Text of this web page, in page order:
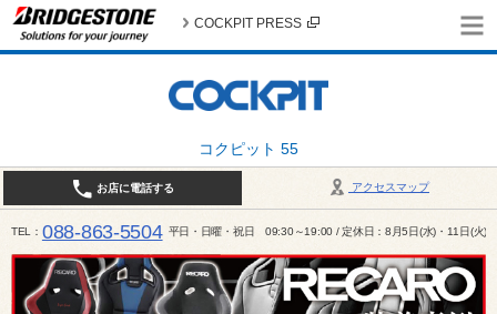
コクピット 55
COCKPIT PRESS
アクセスマップ
お店に電話する
TEL 088-863-5504 平日・日曜・祝日 09:30～19:00 / 定休日：8月5日(水)・11日(火)